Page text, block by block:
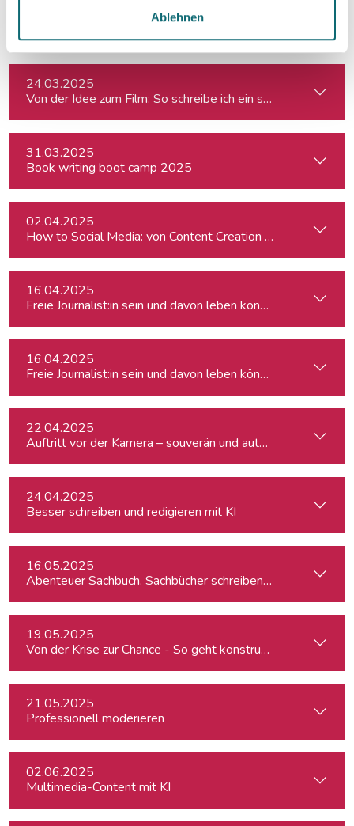
Ablehnen
24.03.2025
Von der Idee zum Film: So schreibe ich ein schlüssiges
31.03.2025
Book writing boot camp 2025
02.04.2025
How to Social Media: von Content Creation bis zum
16.04.2025
Freie Journalist:in sein und davon leben können: So geht's
16.04.2025
Freie Journalist:in sein und davon leben können: So geht's
22.04.2025
Auftritt vor der Kamera – souverän und authentisch
24.04.2025
Besser schreiben und redigieren mit KI
16.05.2025
Abenteuer Sachbuch. Sachbücher schreiben für
19.05.2025
Von der Krise zur Chance - So geht konstruktiver
21.05.2025
Professionell moderieren
02.06.2025
Multimedia-Content mit KI